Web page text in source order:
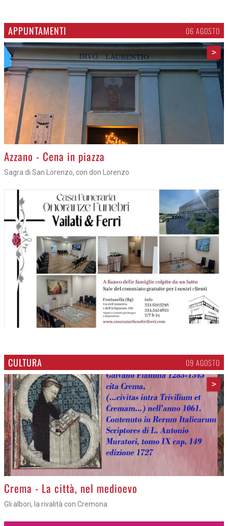
APPUNTAMENTI 06 AGOSTO
>
Azzano - Cena in piazza
Sagra di San Lorenzo, con don Lorenzo
CULTURA 09 AGOSTO
>
Crema - La città, nel medioevo
Gli albori, la rivalità con Cremona